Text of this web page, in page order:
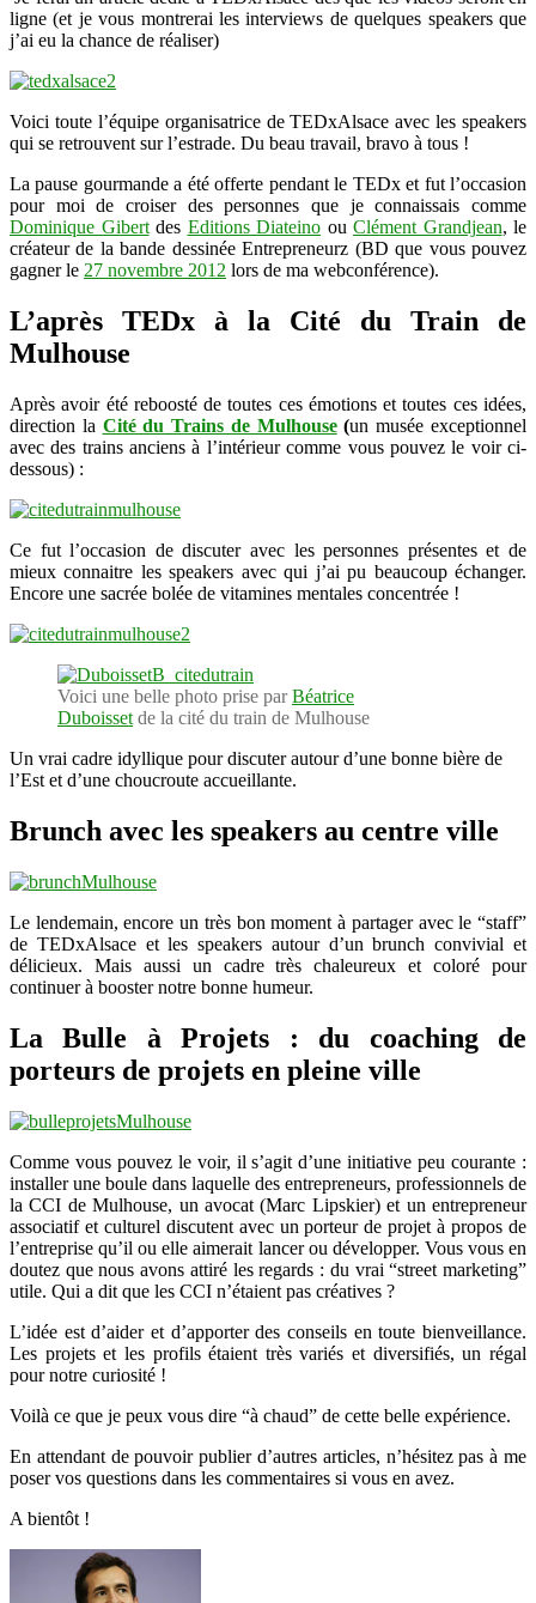
ligne (et je vous montrerai les interviews de quelques speakers que
j’ai eu la chance de réaliser)
Voici toute l’équipe organisatrice de TEDxAlsace avec les speakers
qui se retrouvent sur l’estrade. Du beau travail, bravo à tous !
La pause gourmande a été offerte pendant le TEDx et fut l’occasion
pour moi de croiser des personnes que je connaissais comme
Dominique Gibertdes Editions Diateino ou Clément Grandjean, le
créateur de la bande dessinée Entrepreneurz (BD que vous pouvez
gagner le 27 novembre 2012 lors de ma webconférence).
L’après TEDx à la Cité du Train de
Mulhouse
Après avoir été reboosté de toutes ces émotions et toutes ces idées,
direction la Cité du Trains de Mulhouse(un musée exceptionnel
avec des trains anciens à l’intérieur comme vous pouvez le voir ci-
dessous) :
Ce fut l’occasion de discuter avec les personnes présentes et de
mieux connaitre les speakers avec qui j’ai pu beaucoup échanger.
Encore une sacrée bolée de vitamines mentales concentrée !
Voici une belle photo prise parBéatrice
Duboisset de la cité du train de Mulhouse
Un vrai cadre idyllique pour discuter autour d’une bonne bière de
l’Est et d’une choucroute accueillante.
Brunch avec les speakers au centre ville
Le lendemain, encore un très bon moment à partager avec le “staff”
de TEDxAlsace et les speakers autour d’un brunch convivial et
délicieux. Mais aussi un cadre très chaleureux et coloré pour
continuer à booster notre bonne humeur.
La Bulle à Projets : du coaching de
porteurs de projets en pleine ville
Comme vous pouvez le voir, il s’agit d’une initiative peu courante :
installer une boule dans laquelle des entrepreneurs, professionnels de
la CCI de Mulhouse, un avocat (Marc Lipskier) et un entrepreneur
associatif et culturel discutent avec un porteur de projet à propos de
l’entreprise qu’il ou elle aimerait lancer ou développer. Vous vous en
doutez que nous avons attiré les regards : du vrai “street marketing”
utile. Qui a dit que les CCI n’étaient pas créatives ?
L’idée est d’aider et d’apporter des conseils en toute bienveillance.
Les projets et les profils étaient très variés et diversifiés, un régal
pour notre curiosité !
Voilà ce que je peux vous dire “à chaud” de cette belle expérience.
En attendant de pouvoir publier d’autres articles, n’hésitez pas à me
poser vos questions dans les commentaires si vous en avez.
A bientôt !